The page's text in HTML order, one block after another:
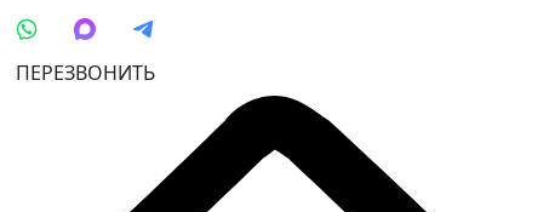
ПЕРЕЗВОНИТЬ